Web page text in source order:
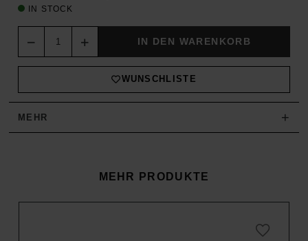
IN STOCK
IN DEN WARENKORB
WUNSCHLISTE
MEHR +
MEHR PRODUKTE